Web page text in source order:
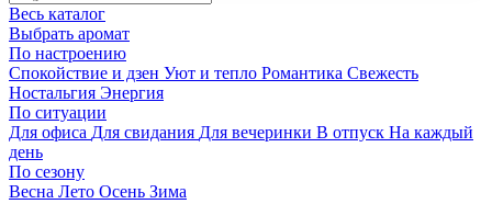
Весь каталог
Выбрать аромат
По настроению
Спокойствие и дзен Уют и тепло Романтика Свежесть
Ностальгия Энергия
По ситуации
Для офиса Для свидания Для вечеринки В отпуск На каждый
день
По сезону
Весна Лето Осень Зима